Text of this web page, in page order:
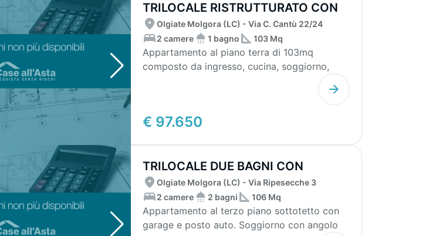
TRILOCALE RISTRUTTURATO CON
CANTINA
€ 97.650
Olgiate Molgora (LC) - Via C. Cantù 22/24
2 camere
1 bagno 103 Mq
Appartamento al piano terra di 103mq
composto da ingresso, cucina, soggiorno,
TRILOCALE DUE BAGNI CON
GARAGE
Olgiate Molgora (LC) - Via Ripesecche 3
2 camere
2 bagni 106 Mq
Appartamento al terzo piano sottotetto con
garage e posto auto. Soggiorno con angolo